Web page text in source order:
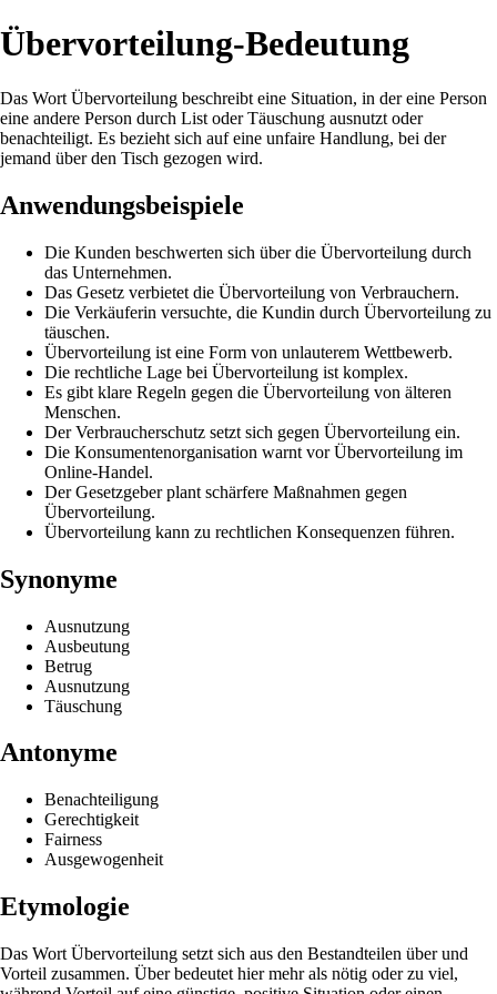
Übervorteilung-Bedeutung
Das Wort Übervorteilung beschreibt eine Situation, in der eine Person
eine andere Person durch List oder Täuschung ausnutzt oder
benachteiligt. Es bezieht sich auf eine unfaire Handlung, bei der
jemand über den Tisch gezogen wird.
Anwendungsbeispiele
Die Kunden beschwerten sich über die Übervorteilung durch
das Unternehmen.
Das Gesetz verbietet die Übervorteilung von Verbrauchern.
Die Verkäuferin versuchte, die Kundin durch Übervorteilung zu
täuschen.
Übervorteilung ist eine Form von unlauterem Wettbewerb.
Die rechtliche Lage bei Übervorteilung ist komplex.
Es gibt klare Regeln gegen die Übervorteilung von älteren
Menschen.
Der Verbraucherschutz setzt sich gegen Übervorteilung ein.
Die Konsumentenorganisation warnt vor Übervorteilung im
Online-Handel.
Der Gesetzgeber plant schärfere Maßnahmen gegen
Übervorteilung.
Übervorteilung kann zu rechtlichen Konsequenzen führen.
Synonyme
Ausnutzung
Ausbeutung
Betrug
Ausnutzung
Täuschung
Antonyme
Benachteiligung
Gerechtigkeit
Fairness
Ausgewogenheit
Etymologie
Das Wort Übervorteilung setzt sich aus den Bestandteilen über und
Vorteil zusammen. Über bedeutet hier mehr als nötig oder zu viel,